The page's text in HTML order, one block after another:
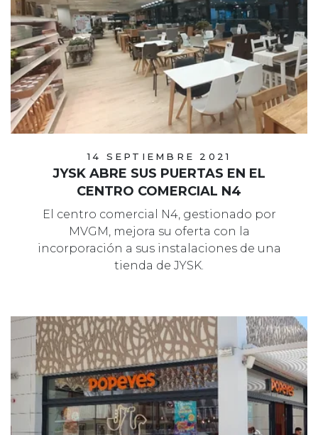
14 SEPTIEMBRE 2021
JYSK ABRE SUS PUERTAS EN EL
CENTRO COMERCIAL N4
El centro comercial N4, gestionado por
MVGM, mejora su oferta con la
incorporación a sus instalaciones de una
tienda de JYSK.